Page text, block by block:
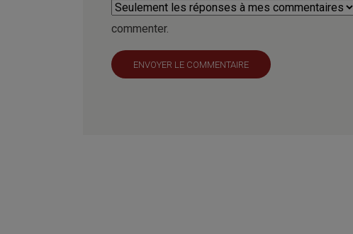
commenter.
ENVOYER LE COMMENTAIRE